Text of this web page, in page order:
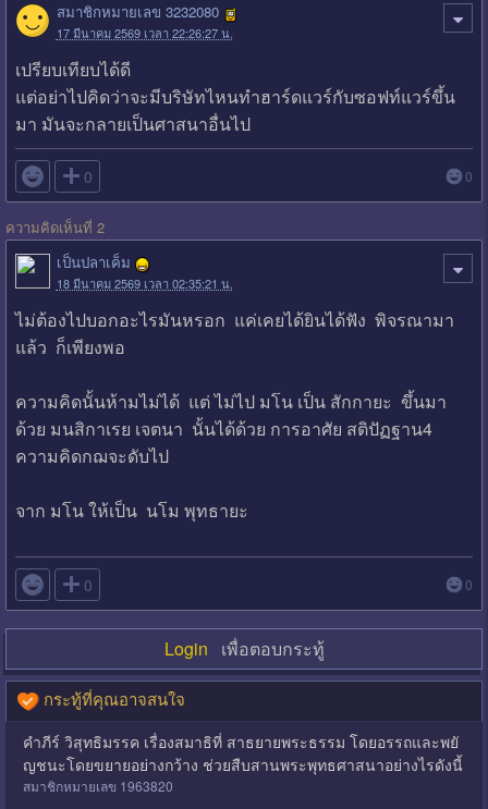
สมาชิกหมายเลข 3232080
17 มีนาคม 2569 เวลา 22:26:27 น.
เปรียบเทียบได้ดี
แต่อย่าไปคิดว่าจะมีบริษัทไหนทำฮาร์ดแวร์กับซอฟท์แวร์ขึ้น
มา มันจะกลายเป็นศาสนาอื่นไป
 0 0
ความคิดเห็นที่ 2
เป็นปลาเค็ม
18 มีนาคม 2569 เวลา 02:35:21 น.
ไม่ต้องไปบอกอะไรมันหรอก แค่เคยได้ยินได้ฟัง พิจรณามา
แล้ว ก็เพียงพอ
ความคิดนั้นห้ามไม่ได้ แต่ ไม่ไป มโน เป็น สักกายะ ขึ้นมา
ด้วย มนสิกาเรย เจตนา นั้นได้ด้วย การอาศัย สติปัฏฐาน4
ความคิดกฌจะดับไป
จาก มโน ให้เป็น นโม พุทธายะ
 0 0
Login เพื่อตอบกระทู้
กระทู้ที่คุณอาจสนใจ
คำภีร์ วิสุทธิมรรค เรื่องสมาธิที่ สาธยายพระธรรม โดยอรรถและพยั
ญชนะโดยขยายอย่างกว้าง ช่วยสืบสานพระพุทธศาสนาอย่างไรดังนี้
สมาชิกหมายเลข 1963820